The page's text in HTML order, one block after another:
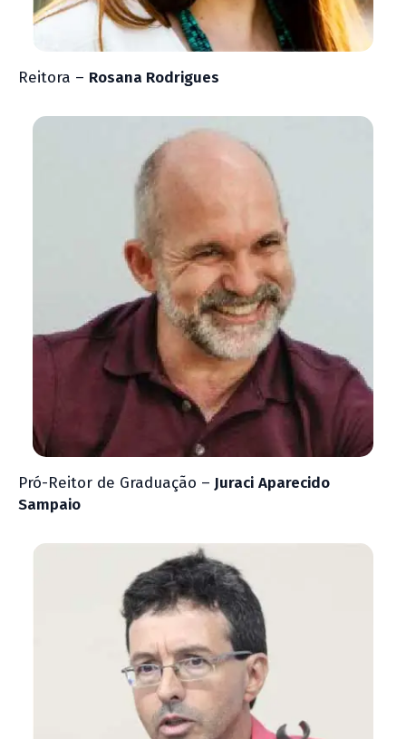
Reitora – Rosana Rodrigues
Pró-Reitor de Graduação – Juraci Aparecido
Sampaio